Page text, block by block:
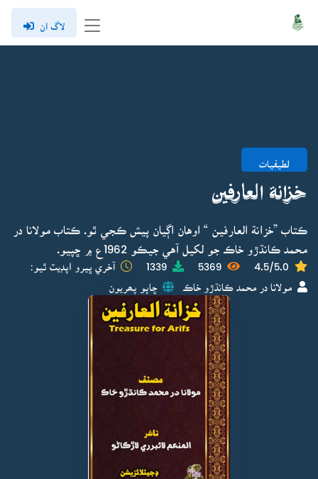
لاگ ان
لطيفيات
خزانة العارفين
ڪتاب ”خزانة العارفين “ اوهان اڳيان پيش ڪجي ٿو. ڪتاب مولانا در
محمد ڪانڌڙو خاڪ جو لکيل آهي جيڪو 1962ع ۾ ڇپيو.
4.5/5.0
5369
1339 آخري ڀيرو اپڊيٽ ٿيو:
مولانا در محمد ڪانڌڙو خاڪ ڇاپو پھريون